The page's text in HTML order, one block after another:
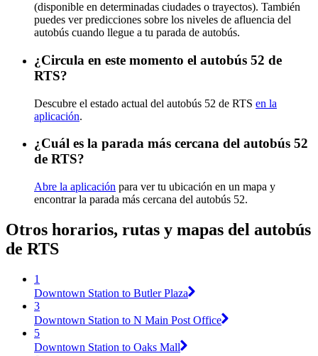
(disponible en determinadas ciudades o trayectos). También
puedes ver predicciones sobre los niveles de afluencia del
autobús cuando llegue a tu parada de autobús.
¿Circula en este momento el autobús 52 de
RTS?
Descubre el estado actual del autobús 52 de RTS en la
aplicación.
¿Cuál es la parada más cercana del autobús 52
de RTS?
Abre la aplicación para ver tu ubicación en un mapa y
encontrar la parada más cercana del autobús 52.
Otros horarios, rutas y mapas del autobús
de RTS
1
Downtown Station to Butler Plaza
3
Downtown Station to N Main Post Office
5
Downtown Station to Oaks Mall